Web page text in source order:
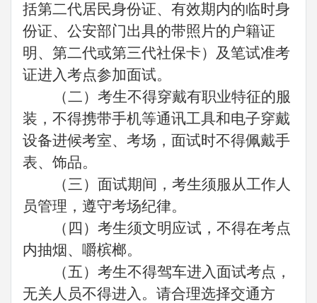
括第二代居民身份证、有效期内的临时身
份证、公安部门出具的带照片的户籍证
明、第二代或第三代社保卡）及笔试准考
证进入考点参加面试。
（二）考生不得穿戴有职业特征的服
装，不得携带手机等通讯工具和电子穿戴
设备进候考室、考场，面试时不得佩戴手
表、饰品。
（三）面试期间，考生须服从工作人
员管理，遵守考场纪律。
（四）考生须文明应试，不得在考点
内抽烟、嚼槟榔。
（五）考生不得驾车进入面试考点，
无关人员不得进入。请合理选择交通方